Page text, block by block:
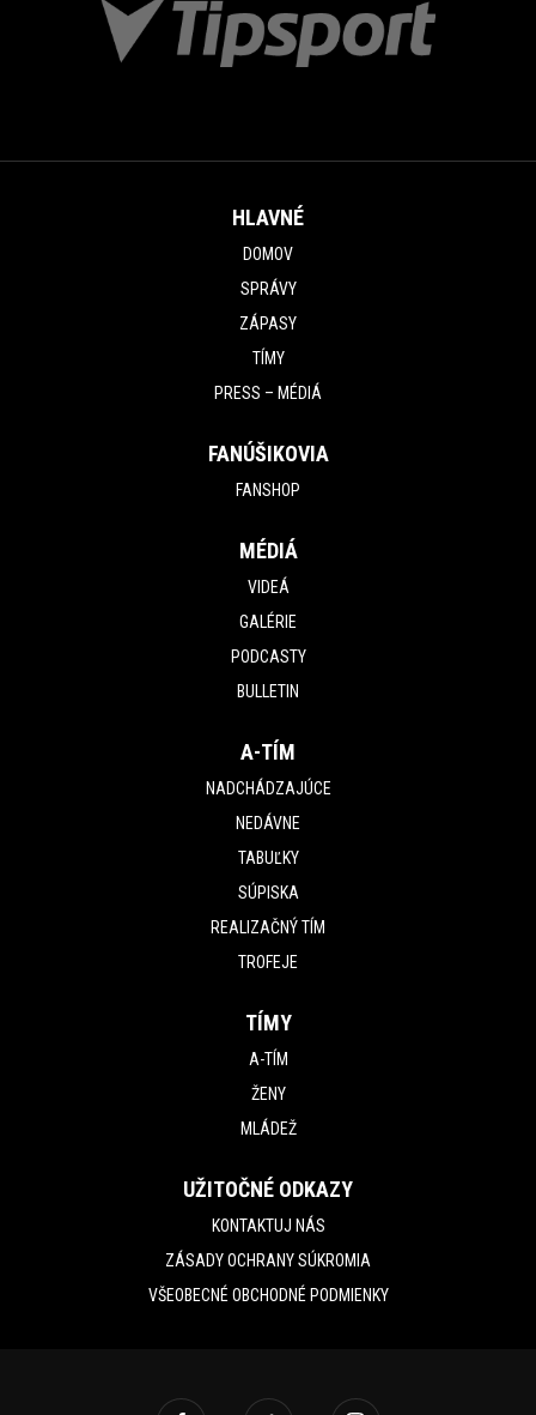
HLAVNÉ
DOMOV
SPRÁVY
ZÁPASY
TÍMY
PRESS – MÉDIÁ
FANÚŠIKOVIA
FANSHOP
MÉDIÁ
VIDEÁ
GALÉRIE
PODCASTY
BULLETIN
A-TÍM
NADCHÁDZAJÚCE
NEDÁVNE
TABUĽKY
SÚPISKA
REALIZAČNÝ TÍM
TROFEJE
TÍMY
A-TÍM
ŽENY
MLÁDEŽ
UŽITOČNÉ ODKAZY
KONTAKTUJ NÁS
ZÁSADY OCHRANY SÚKROMIA
VŠEOBECNÉ OBCHODNÉ PODMIENKY